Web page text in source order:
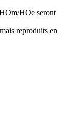
HOe seront
reproduits en